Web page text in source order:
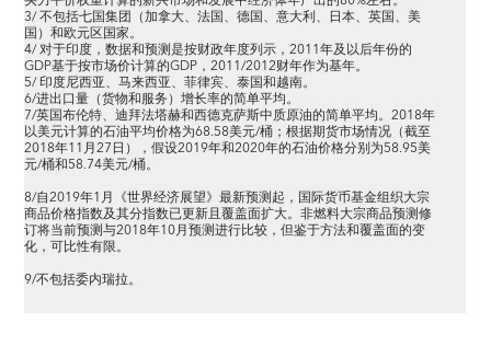
3/ 不包括七国集团（加拿大、法国、德国、意大利、日本、英国、美
国）和欧元区国家。
4/ 对于印度，数据和预测是按财政年度列示，2011年及以后年份的
GDP基于按市场价计算的GDP，2011/2012财年作为基年。
5/ 印度尼西亚、马来西亚、菲律宾、泰国和越南。
6/进出口量（货物和服务）增长率的简单平均。
7/英国布伦特、迪拜法塔赫和西德克萨斯中质原油的简单平均。2018年
以美元计算的石油平均价格为68.58美元/桶；根据期货市场情况（截至
2018年11月27日），假设2019年和2020年的石油价格分别为58.95美
元/桶和58.74美元/桶。
8/自2019年1月《世界经济展望》最新预测起，国际货币基金组织大宗
商品价格指数及其分指数已更新且覆盖面扩大。非燃料大宗商品预测修
订将当前预测与2018年10月预测进行比较，但鉴于方法和覆盖面的变
化，可比性有限。
9/不包括委内瑞拉。